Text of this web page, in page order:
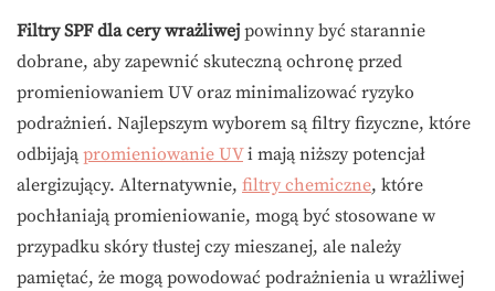
Filtry SPF dla cery wrażliwej powinny być starannie
dobrane, aby zapewnić skuteczną ochronę przed
promieniowaniem UV oraz minimalizować ryzyko
podrażnień. Najlepszym wyborem są filtry fizyczne, które
odbijają promieniowanie UVi mają niższy potencjał
alergizujący. Alternatywnie, filtry chemiczne, które
pochłaniają promieniowanie, mogą być stosowane w
przypadku skóry tłustej czy mieszanej, ale należy
pamiętać, że mogą powodować podrażnienia u wrażliwej